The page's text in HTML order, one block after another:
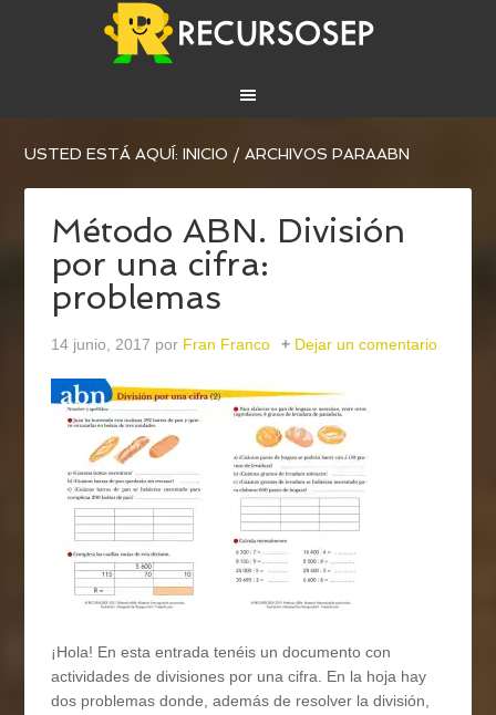
USTED ESTÁ AQUÍ:INICIO / ARCHIVOS PARAABN
Método ABN. División
por una cifra:
problemas
14 junio, 2017 por Fran Franco Dejar un comentario
¡Hola! En esta entrada tenéis un documento con
actividades de divisiones por una cifra. En la hoja hay
dos problemas donde, además de resolver la división,